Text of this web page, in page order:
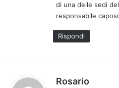
di una delle sedi
responsabile
Rispondi
Rosario